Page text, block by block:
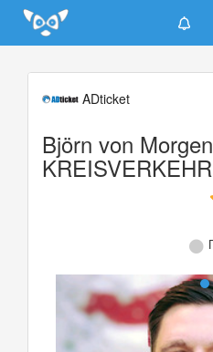
Update cookies preferences
ADticket
Björn von